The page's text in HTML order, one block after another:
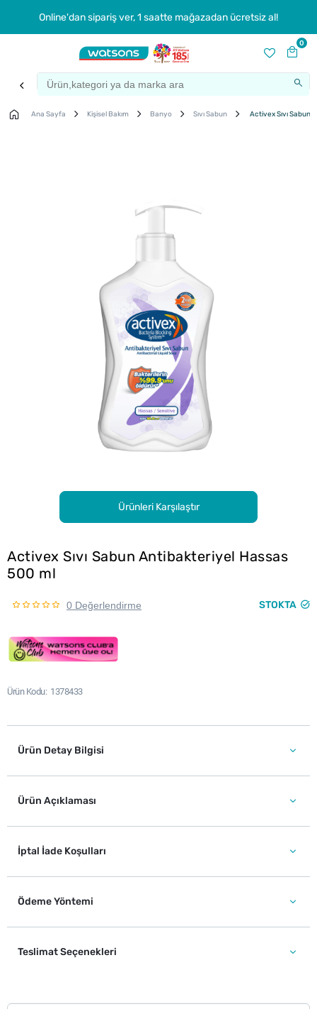
Online'dan sipariş ver, 1 saatte mağazadan ücretsiz al!
0
Ana Sayfa Kişisel Bakım Banyo Sıvı Sabun Activex Sıvı Sabun
Ürünleri Karşılaştır
Activex Sıvı Sabun Antibakteriyel Hassas
500 ml
0 Değerlendirme STOKTA
Ürün Kodu 1378433
Ürün Detay Bilgisi
Ürün Açıklaması
İptal İade Koşulları
Ödeme Yöntemi
Teslimat Seçenekleri